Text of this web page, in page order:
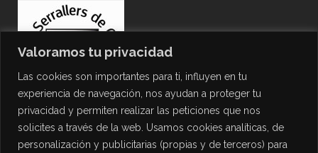
Valoramos tu privacidad
Las cookies son importantes para ti, influyen en tu
experiencia de navegación, nos ayudan a proteger tu
privacidad y permiten realizar las peticiones que nos
solicites a través de la web. Usamos cookies analíticas, de
personalización y publicitarias (propias y de terceros) para
PROTECCIÓN DE DATOS